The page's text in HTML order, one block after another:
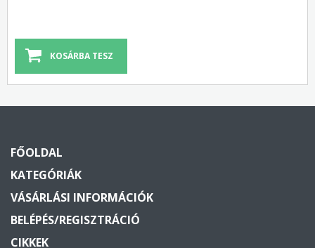
FŐOLDAL
KATEGÓRIÁK
VÁSÁRLÁSI INFORMÁCIÓK
BELÉPÉS/REGISZTRÁCIÓ
CIKKEK